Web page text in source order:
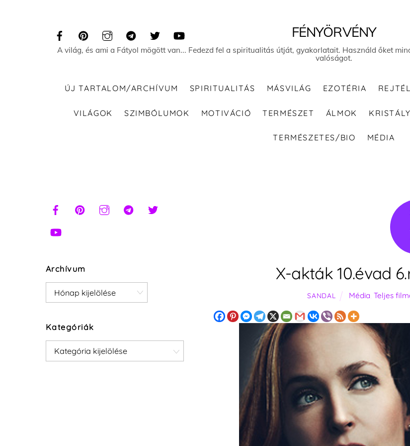
FÉNYÖRVÉNY
A világ, és ami a Fátyol mögött van... Fedezd fel a spiritualitás útját, gyakorlatait. Használd őket
valóságot.
ÚJ TARTALOM/ARCHÍVUM SPIRITUALITÁS MÁSVILÁG EZOTÉRIA
VILÁGOK SZIMBÓLUMOK MOTIVÁCIÓ TERMÉSZET ÁLMOK
TERMÉSZETES/BIO MÉDIA
X-akták 10.évad
SANDAL Média ,Teljes
Archívum
Archívum
Kategóriák
Kategóriák